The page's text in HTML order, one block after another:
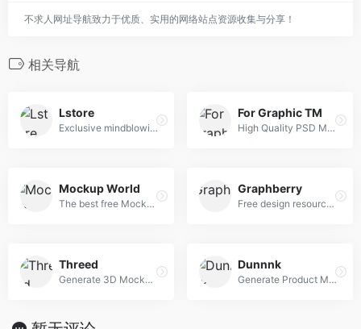
不求人网址导航致力于优质、实用的网络站点资源收集与分享！
相关导航
Lstore
Exclusive mindblowing freebies for designers and developers
For Graphic TM
High Quality PSD Mockups for Graphic Designers.
Mockup World
The best free Mockups from the Web
Graphberry
Free design resources, Mockups, PSD web templates, Icons
Threed
Generate 3D Mockups right in your Browser
Dunnnk
Generate Product Mockups For Free